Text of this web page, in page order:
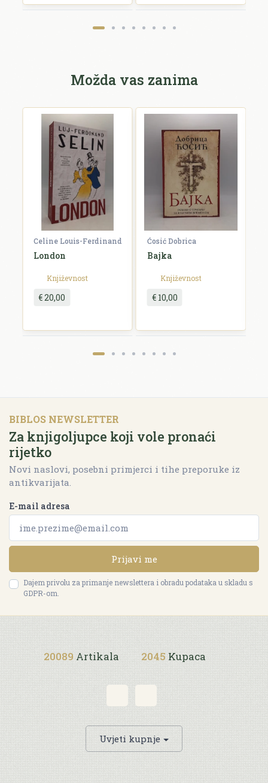
Možda vas zanima
Celine Louis-Ferdinand
London
Književnost
€ 20,00
Ćosić Dobrica
Bajka
Književnost
€ 10,00
BIBLOS NEWSLETTER
Za knjigoljupce koji vole pronaći
rijetko
Novi naslovi, posebni primjerci i tihe preporuke iz
antikvarijata.
E-mail adresa
Prijavi me
Dajem privolu za primanje newslettera i obradu podataka u skladu s
GDPR-om.
20089 Artikala 2045 Kupaca
Uvjeti kupnje